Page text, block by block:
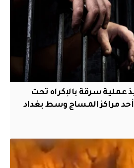
عملية سرقة بالإكراه تحت
مراكز المساج وسط بغداد